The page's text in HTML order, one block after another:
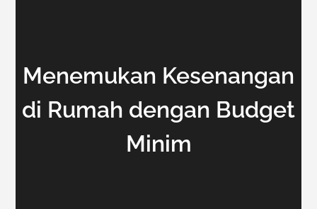
Menemukan Kesenangan
di Rumah dengan Budget
Minim